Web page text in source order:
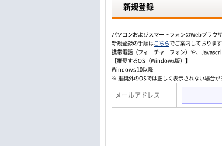
新規登録
パソコンおよびスマートフォンのWebプラウ
新規登録の手順はこちらでご案内しております
携帯電話（フィーチャーフォン）や、
【推奨するOS（Windows版）】
Windows 10以降
※ 推奨外のOSでは正しく表示されない場合が
メールアドレス